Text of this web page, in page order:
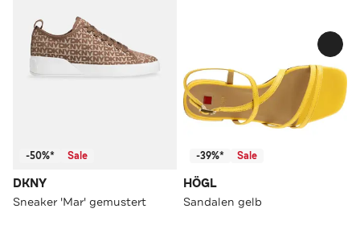
-50%* Sale
DKNY
Sneaker 'Mar' gemustert
-39%* Sale
HÖGL
Sandalen gelb